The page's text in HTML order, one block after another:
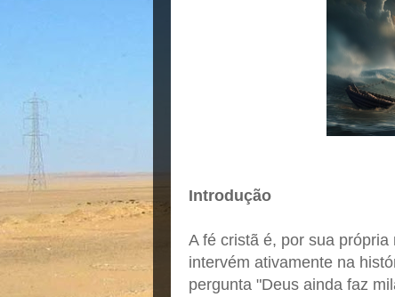
Introdução
A fé cristã é, por sua
intervém ativamente na
pergunta "Deus ainda faz